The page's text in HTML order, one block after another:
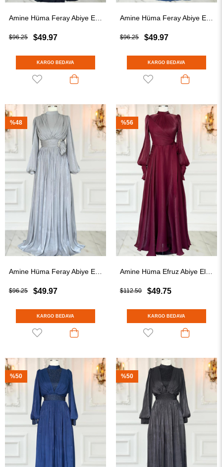
$49.97
$96.25
KARGO BEDAVA
$49.97
$96.25
KARGO BEDAVA
$49.97
$96.25
KARGO BEDAVA
%48
$49.75
$112.50
KARGO BEDAVA
%56
%50 %50